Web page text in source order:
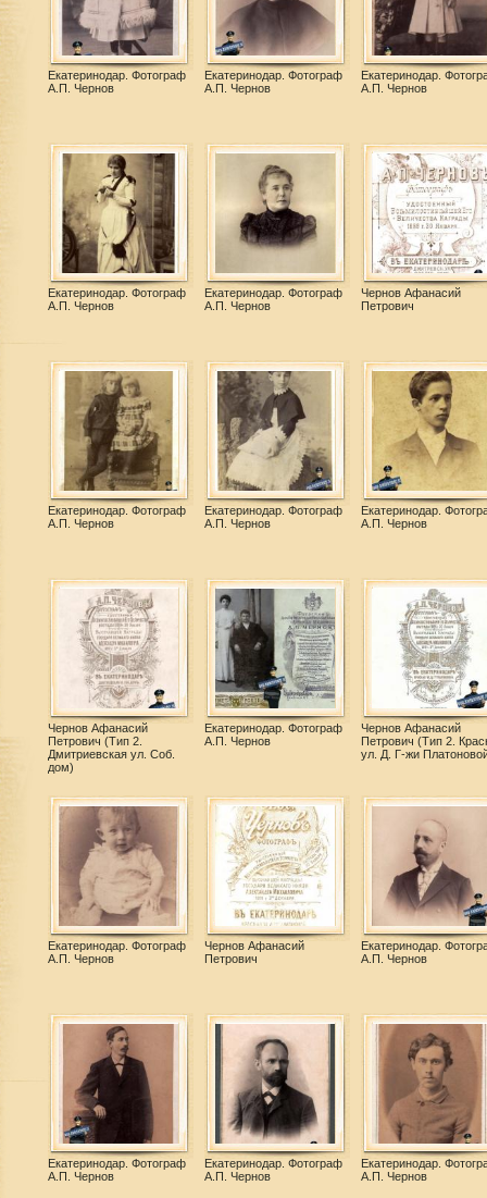
Екатеринодар. Фотограф
А.П. Чернов
Екатеринодар. Фотограф
А.П. Чернов
Екатеринодар.
А.П. Чернов
Екатеринодар. Фотограф
А.П. Чернов
Екатеринодар. Фотограф
А.П. Чернов
Чернов Афанасий
Петрович
Екатеринодар. Фотограф
А.П. Чернов
Екатеринодар. Фотограф
А.П. Чернов
Екатеринодар.
А.П. Чернов
Чернов Афанасий
Петрович (Тип 2.
Дмитриевская ул. Соб.
дом)
Екатеринодар. Фотограф
А.П. Чернов
Чернов Афанасий
Петрович (Тип 2.
ул. Д. Г-жи
Екатеринодар. Фотограф
А.П. Чернов
Чернов Афанасий
Петрович
Екатеринодар.
А.П. Чернов
Екатеринодар. Фотограф
А.П. Чернов
Екатеринодар. Фотограф
А.П. Чернов
Екатеринодар.
А.П. Чернов